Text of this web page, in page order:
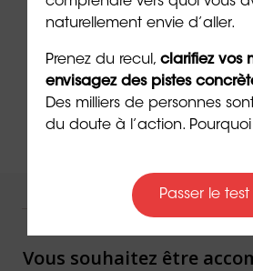
? LisezFaites-le maintenant !
NOUS VOUS
Vous souhaitez être
naturellement envie d’aller.
Prenez du recul, clarifiez vos
envisagez des pistes
Des milliers de personnes
du doute à l’action.
Passer le test